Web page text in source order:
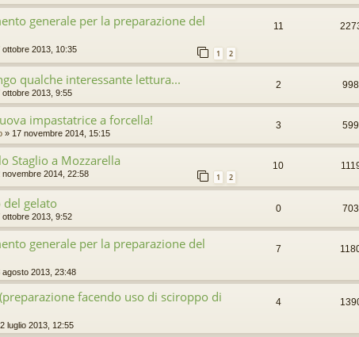
generale per la preparazione del
ottobre 2013, 10:35 1 2
11
qualche interessante lettura...
ottobre 2013, 9:55
2
impastatrice a forcella!
» 17 novembre 2014, 15:15
3
Staglio a Mozzarella
novembre 2014, 22:58 1 2
10
del gelato
ottobre 2013, 9:52
0
generale per la preparazione del
agosto 2013, 23:48
7
facendo uso di sciroppo di
luglio 2013, 12:55
4